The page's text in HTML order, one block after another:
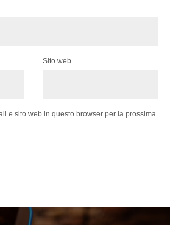
Sito web
e sito web in questo browser per la prossima